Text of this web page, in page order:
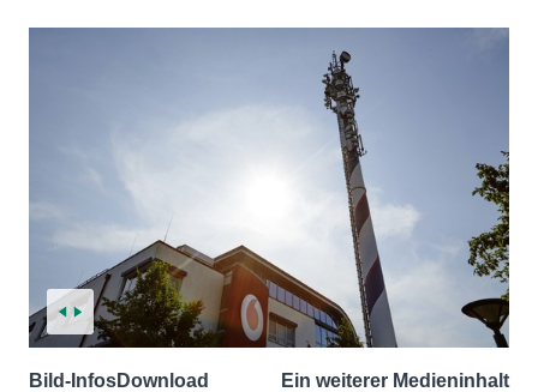
Bild-InfosDownload Ein weiterer Medieninhalt